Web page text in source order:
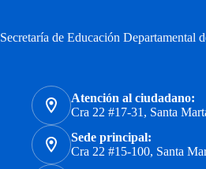
Secretaría de Educación Departamental
Atención al ciudadano:
Cra 22 #17-31, Santa
Sede principal:
Cra 22 #15-100, Santa